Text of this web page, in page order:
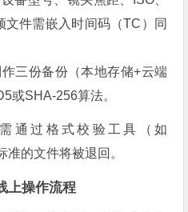
件需嵌入时间码（TC）同
三份备份（本地存储+云端
或SHA-256算法。
通过格式校验工具（如
准的文件将被退回。
上操作流程